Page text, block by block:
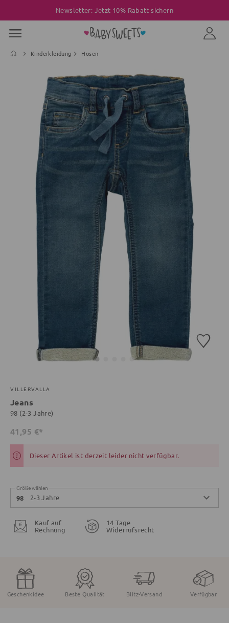
Newsletter: Jetzt 10% Rabatt sichern
Kinderkleidung Hosen
VILLERVALLA
Jeans
98 (2-3 Jahre)
41,95 €*
Dieser Artikel ist derzeit leider nicht verfügbar.
Größe wählen
98 2-3 Jahre
Kauf auf
Rechnung
14 Tage
Widerrufsrecht
Geschenkidee Beste Qualität Blitz-Versand Verfügbar